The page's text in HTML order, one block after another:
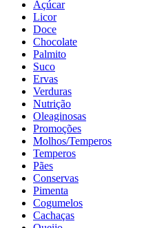
Açúcar
Licor
Doce
Chocolate
Palmito
Suco
Ervas
Verduras
Nutrição
Oleaginosas
Promoções
Molhos/Temperos
Temperos
Pães
Conservas
Pimenta
Cogumelos
Cachaças